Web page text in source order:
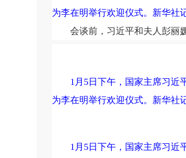
为李在明举行欢迎仪式。新华社
会谈前，习近平和夫人彭丽媛
1月5日下午，国家主席习近
为李在明举行欢迎仪式。新华社
1月5日下午，国家主席习近